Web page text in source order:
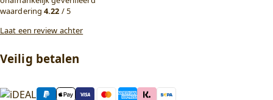
waardering4.22 / 5
Laat een review achter
Veilig betalen